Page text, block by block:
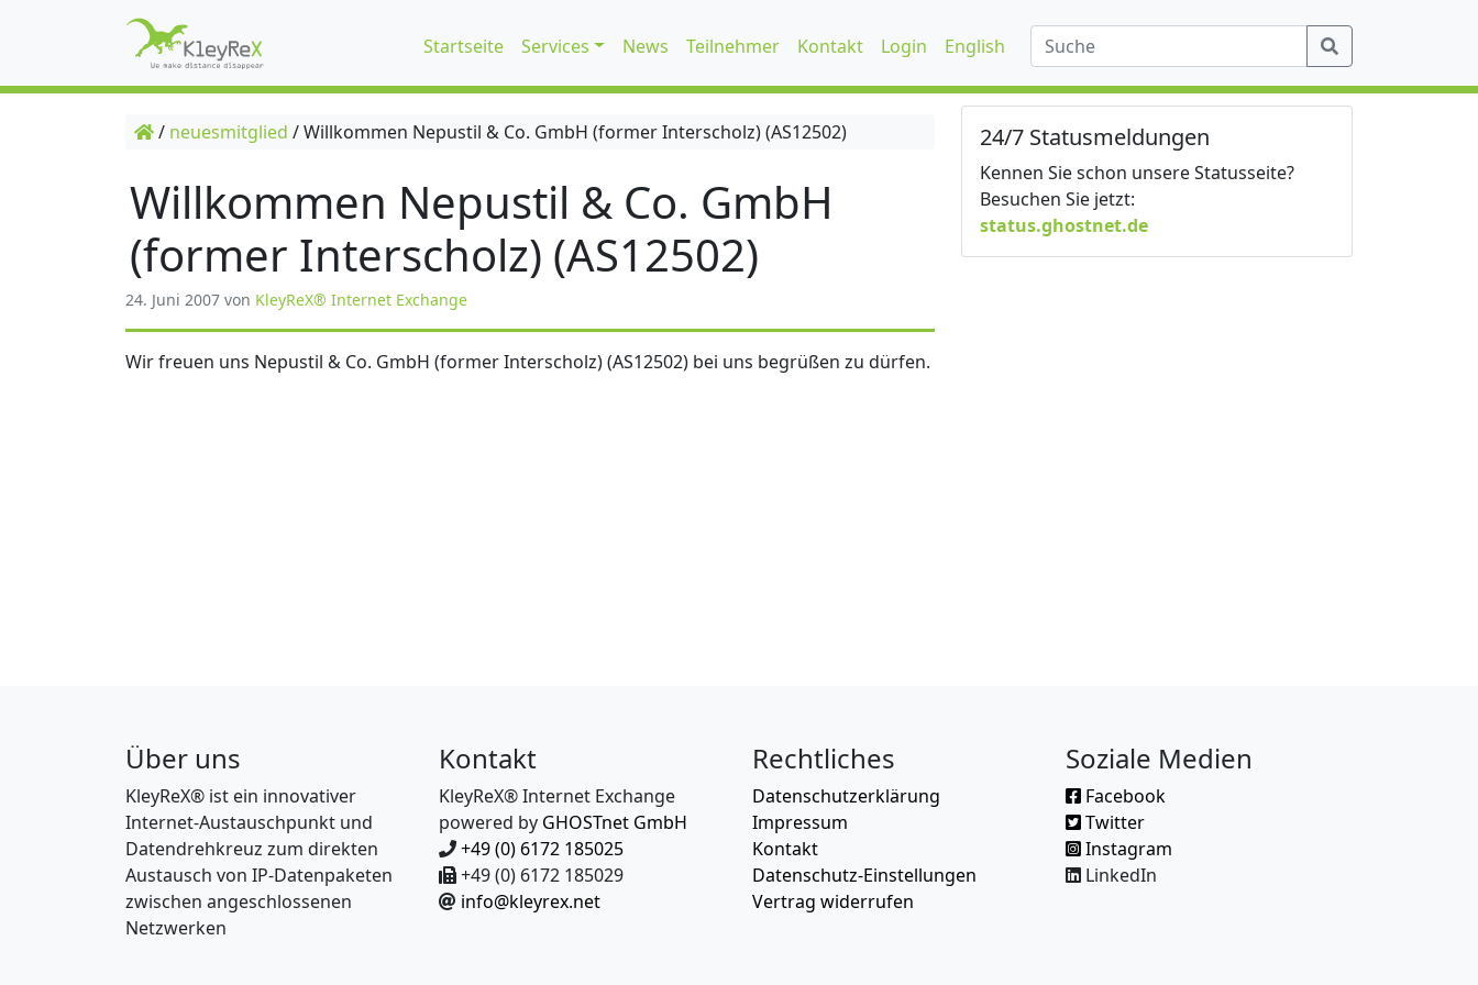
Startseite Services News Teilnehmer Kontakt Login English
/ neuesmitglied /Willkommen Nepustil & Co. GmbH (former Interscholz) (AS12502)
Willkommen Nepustil & Co. GmbH
(former Interscholz) (AS12502)
24. Juni 2007 von KleyReX® Internet Exchange
Wir freuen uns Nepustil & Co. GmbH (former Interscholz) (AS12502) bei uns begrüßen zu dürfen.
24/7 Statusmeldungen
Kennen Sie schon unsere Statusseite?
Besuchen Sie jetzt:
status.ghostnet.de
Über uns
KleyReX® ist ein innovativer
Internet-Austauschpunkt und
Datendrehkreuz zum direkten
Austausch von IP-Datenpaketen
zwischen angeschlossenen
Netzwerken
Kontakt
KleyReX® Internet Exchange
powered by GHOSTnet GmbH
+49 (0) 6172 185025
+49 (0) 6172 185029
info@kleyrex.net
Rechtliches
Datenschutzerklärung
Impressum
Kontakt
Datenschutz-Einstellungen
Vertrag widerrufen
Soziale Medien
Facebook
Twitter
Instagram
LinkedIn